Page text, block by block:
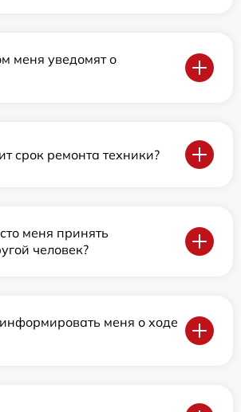
меня уведомят о
срок ремонта техники?
меня принять
человек?
меня о ходе